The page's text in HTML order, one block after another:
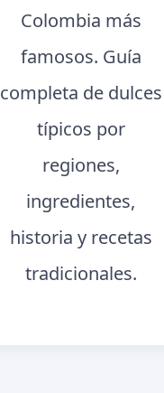
Colombia más
famosos. Guía
completa de dulces
típicos por
regiones,
ingredientes,
historia y recetas
tradicionales.